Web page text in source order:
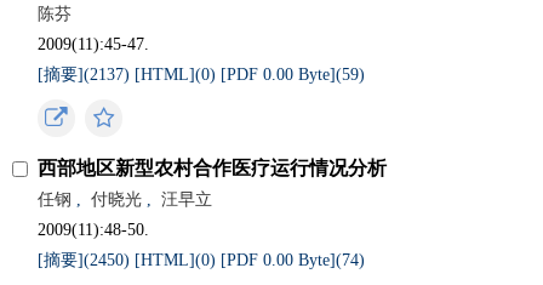
陈芬
2009(11):45-47.
[摘要](2137) [HTML](0) [PDF 0.00 Byte](59)
西部地区新型农村合作医疗运行情况分析
任钢 , 付晓光 ,
汪早立
2009(11):48-50.
[摘要](2450) [HTML](0) [PDF 0.00 Byte](74)